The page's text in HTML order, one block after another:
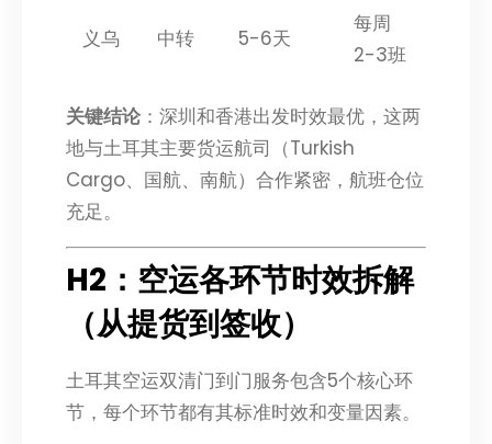
义乌 中转 5-6天
每周
2-3班
关键结论：深圳和香港出发时效最优，这两
地与土耳其主要货运航司（Turkish
Cargo、国航、南航）合作紧密，航班仓位
充足。
H2：空运各环节时效拆解
（从提货到签收）
土耳其空运双清门到门服务包含5个核心环
节，每个环节都有其标准时效和变量因素。